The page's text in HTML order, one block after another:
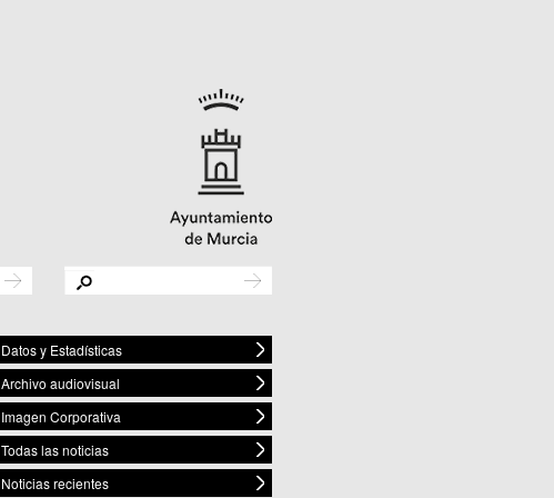
Datos y Estadísticas
Archivo audiovisual
Imagen Corporativa
Todas las noticias
Noticias recientes